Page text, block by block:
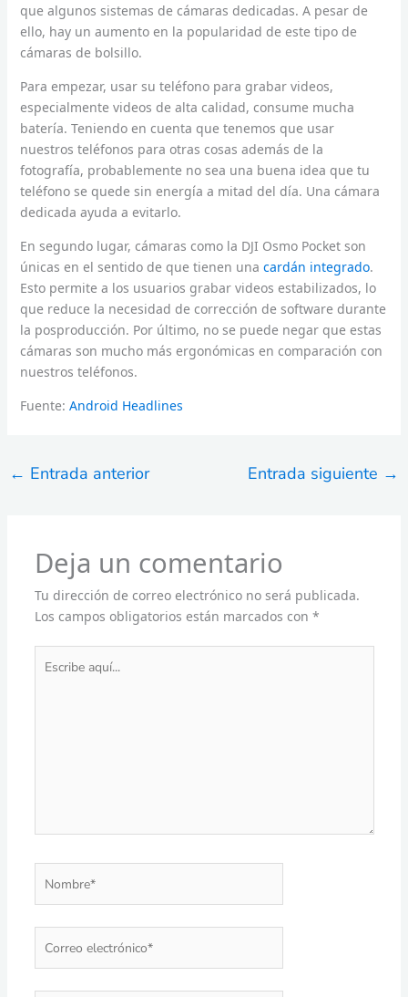
que algunos sistemas de cámaras dedicadas. A pesar de
ello, hay un aumento en la popularidad de este tipo de
cámaras de bolsillo.
Para empezar, usar su teléfono para grabar videos,
especialmente videos de alta calidad, consume mucha
batería. Teniendo en cuenta que tenemos que usar
nuestros teléfonos para otras cosas además de la
fotografía, probablemente no sea una buena idea que tu
teléfono se quede sin energía a mitad del día. Una cámara
dedicada ayuda a evitarlo.
En segundo lugar, cámaras como la DJI Osmo Pocket son
únicas en el sentido de que tienen una cardán integrado.
Esto permite a los usuarios grabar videos estabilizados, lo
que reduce la necesidad de corrección de software durante
la posproducción. Por último, no se puede negar que estas
cámaras son mucho más ergonómicas en comparación con
nuestros teléfonos.
Fuente: Android Headlines
← Entrada anterior Entrada siguiente →
Deja un comentario
Tu dirección de correo electrónico no será publicada.
Los campos obligatorios están marcados con *
aquí...
electrónico*